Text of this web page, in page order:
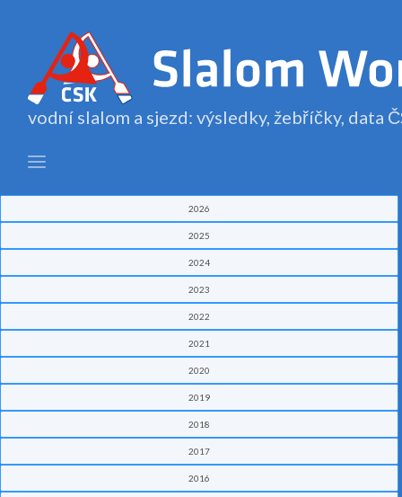
vodní slalom a sjezd: výsledky, žebříčky, data
2026
2025
2024
2023
2022
2021
2020
2019
2018
2017
2016